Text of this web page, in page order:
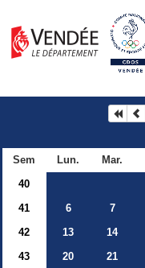
Sem Lun. Mar.
40
41
6 7
42
13 14
43
20 21